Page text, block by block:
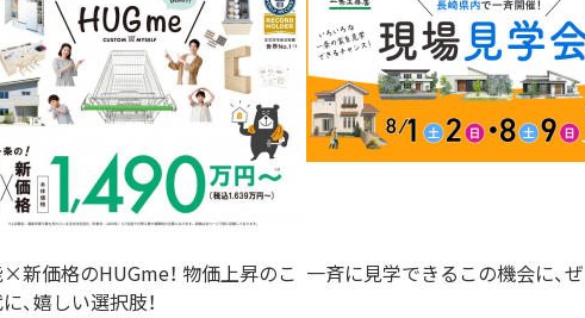
新価格のHUGme！ 物価上昇のこ
、嬉しい選択肢！
一斉に見学できるこの機会に、ぜ